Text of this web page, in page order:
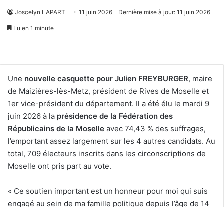
Joscelyn LAPART 11 juin 2026 Dernière mise à jour: 11 juin 2026
Lu en 1 minute
Une nouvelle casquette pour Julien FREYBURGER, maire
de Maizières-lès-Metz, président de Rives de Moselle et
1er vice-président du département. Il a été élu le mardi 9
juin 2026 à la présidence de la Fédération des
Républicains de la Moselle avec 74,43 % des suffrages,
l’emportant assez largement sur les 4 autres candidats. Au
total, 709 électeurs inscrits dans les circonscriptions de
Moselle ont pris part au vote.
« Ce soutien important est un honneur pour moi qui suis
engagé au sein de ma famille politique depuis l’âge de 14